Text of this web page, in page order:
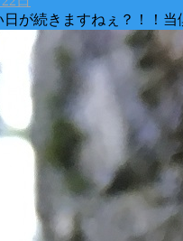
日が続きますねぇ？！！